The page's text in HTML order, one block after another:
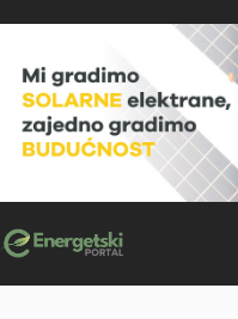
to